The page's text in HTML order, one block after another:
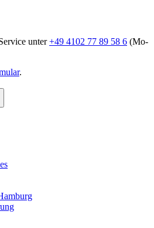
unter+49 4102 77 89 58 6 (Mo-
.